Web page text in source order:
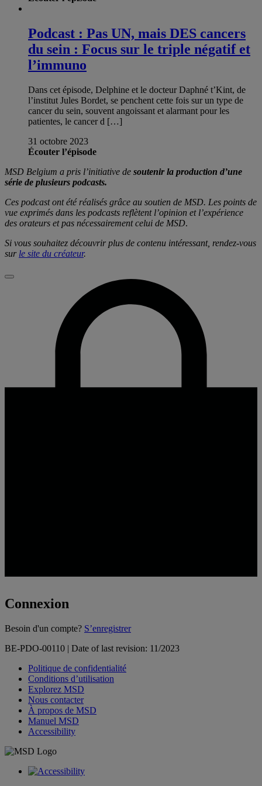
Podcast : Pas UN, mais DES cancers
du sein : Focus sur le triple négatif et
l’immuno
Dans cet épisode, Delphine et le docteur Daphné t’Kint, de
l’institut Jules Bordet, se penchent cette fois sur un type de
cancer du sein, souvent angoissant et alarmant pour les
patientes, le cancer d […]
31 octobre 2023
Écouter l’épisode
MSD Belgium a pris l’initiative de soutenir la production d’une
série de plusieurs podcasts.
Ces podcast ont été réalisés grâce au soutien de MSD. Les points de
vue exprimés dans les podcasts reflètent l’opinion et l’expérience
des orateurs et pas nécessairement celui de MSD.
Si vous souhaitez découvrir plus de contenu intéressant, rendez-vous
sur le site du créateur.
Fermer
Connexion
Loading...
Besoin d'un compte? S’enregistrer
BE-PDO-00110 | Date of last revision: 11/2023
Politique de confidentialité
Conditions d’utilisation
Explorez MSD
Nous contacter
À propos de MSD
Manuel MSD
Accessibility